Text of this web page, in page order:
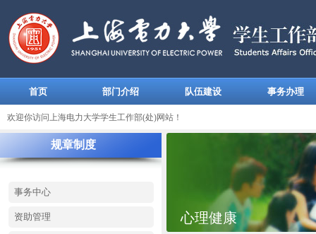
首页 部门介绍 队伍建设 事务办理
欢迎你访问上海电力大学学生工作部(处)网站！
规章制度
事务中心
资助管理 心理健康